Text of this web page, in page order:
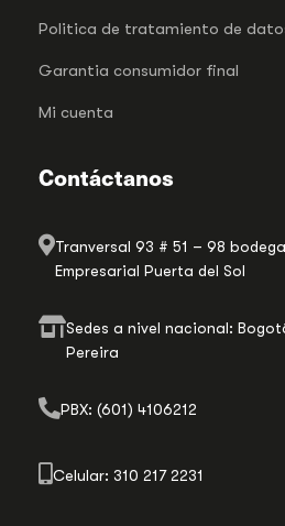
Politica de tratamiento de
Garantia consumidor final
Mi cuenta
Contáctanos
Tranversal 93 # 51 – 98
Empresarial Puerta del Sol
Sedes a nivel nacional:
Pereira
PBX: (601) 4106212
Celular: 310 217 2231